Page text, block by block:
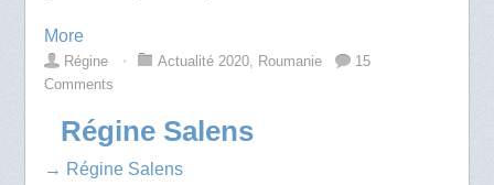
More
Régine ⋅ Actualité 2020, Roumanie
15
Comments
Régine Salens
→ Régine Salens